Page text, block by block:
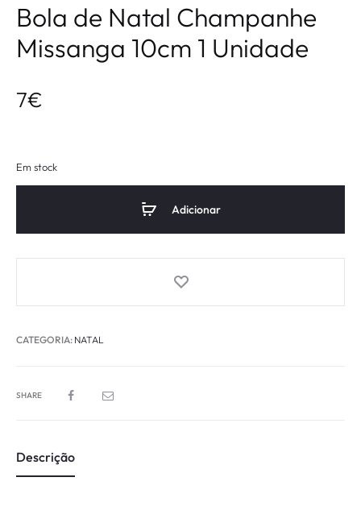
Bola de Natal Champanhe
Missanga 10cm 1 Unidade
7€
Em stock
Adicionar
CATEGORIA: NATAL
SHARE
Descrição